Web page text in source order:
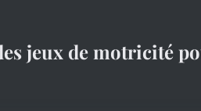
jeux de motricité